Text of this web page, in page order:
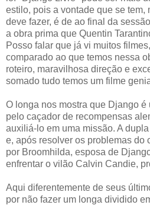
estilo, pois a vontade que se tem,
deve fazer, é de ao final da
a obra prima que Quentin
Posso falar que já vi muitos
comparado ao que temos nessa
roteiro, maravilhosa direção e
somado tudo temos um filme
O longa nos mostra que Django é
pelo caçador de recompensas
auxiliá-lo em uma missão. A
e, após resolver os problemas do
por Broomhilda, esposa de
enfrentar o vilão Calvin Candie,
Aqui diferentemente de seus
por não fazer um longa dividido